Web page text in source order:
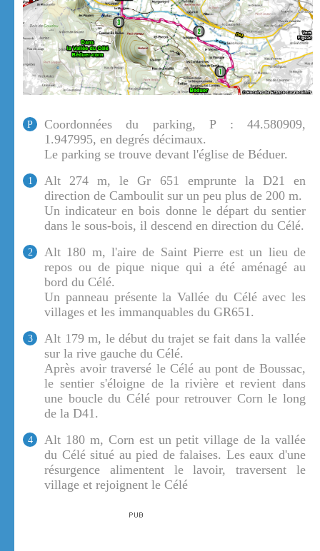
P
Coordonnées du parking, P : 44.580909,
1.947995, en degrés décimaux.
Le parking se trouve devant l'église de Béduer.
1
Alt 274 m, le Gr 651 emprunte la D21 en
direction de Camboulit sur un peu plus de 200 m.
Un indicateur en bois donne le départ du sentier
dans le sous-bois, il descend en direction du Célé.
2
Alt 180 m, l'aire de Saint Pierre est un lieu de
repos ou de pique nique qui a été aménagé au
bord du Célé.
Un panneau présente la Vallée du Célé avec les
villages et les immanquables du GR651.
3
Alt 179 m, le début du trajet se fait dans la vallée
sur la rive gauche du Célé.
Après avoir traversé le Célé au pont de Boussac,
le sentier s'éloigne de la rivière et revient dans
une boucle du Célé pour retrouver Corn le long
de la D41.
4
Alt 180 m, Corn est un petit village de la vallée
du Célé situé au pied de falaises. Les eaux d'une
résurgence alimentent le lavoir, traversent le
village et rejoignent le Célé